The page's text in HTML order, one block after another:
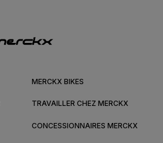
MERCKX BIKES
TRAVAILLER CHEZ MERCKX
CONCESSIONNAIRES MERCKX